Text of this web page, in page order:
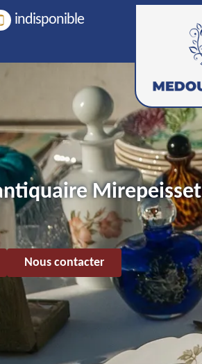
indisponible
Mirepeisset
Nous contacter